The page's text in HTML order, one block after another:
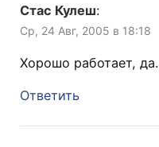
Стас Кулеш:
Ср, 24 Авг, 2005 в 18:18
Хорошо работает, да.
Ответить